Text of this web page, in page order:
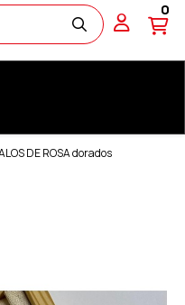
0
de palanca
DE ROSA dorados